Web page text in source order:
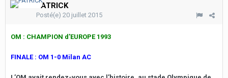
PATRICK
Posté(e) 20 juillet 2015
OM : CHAMPION d'EUROPE 1993
FINALE : OM 1-0 Milan AC